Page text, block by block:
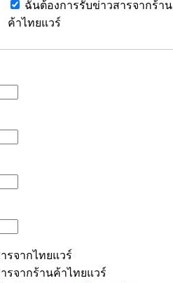
ฉันต้องการรับข่าวสารจากร้าน
ค้าไทยแวร์
รจากไทยแวร์
รจากร้านค้าไทยแวร์